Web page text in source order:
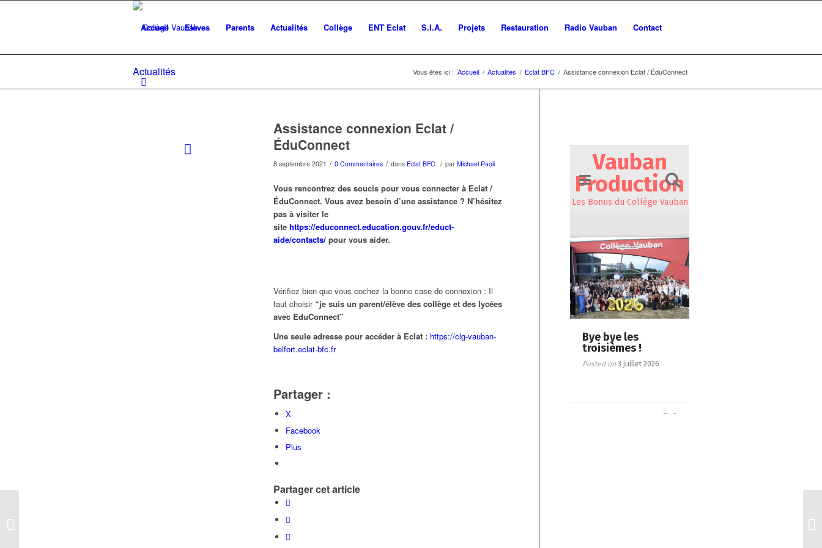
Accueil Elèves Parents Actualités Collège ENT Eclat S.I.A. Projets Restauration Radio Vauban Contact
Actualités Vous êtes ici : Accueil / Actualités / Eclat BFC / Assistance connexion Eclat / ÉduConnect
Assistance connexion Eclat /
ÉduConnect
8 septembre 2021 / 0 Commentaires / dans Eclat BFC / par Michael Paoli
Vous rencontrez des soucis pour vous connecter à Eclat /
ÉduConnect. Vous avez besoin d’une assistance ? N’hésitez
pas à visiter le
site https://educonnect.education.gouv.fr/educt-
aide/contacts/ pour vous aider.
Vérifiez bien que vous cochez la bonne case de connexion : Il
faut choisir “je suis un parent/élève des collège et des lycées
avec EduConnect”
Une seule adresse pour accéder à Eclat : https://clg-vauban-
belfort.eclat-bfc.fr
Partager :
X
Facebook
Plus
Partager cet article